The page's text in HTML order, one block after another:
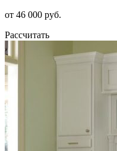
от 46 000 руб.
Рассчитать